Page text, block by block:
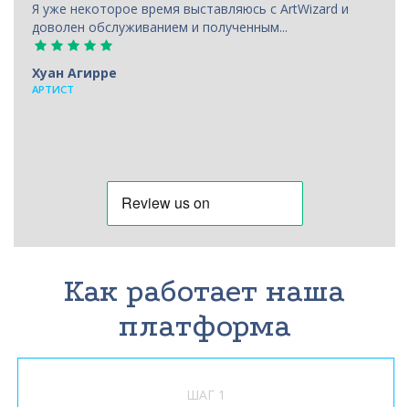
Я уже некоторое время выставляюсь с ArtWizard и
доволен обслуживанием и полученным...
Хуан Агирре
АРТИСТ
Как работает наша
платформа
ШАГ 1